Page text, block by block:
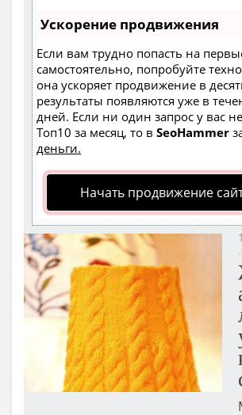
Ускорение продвижения
Если вам трудно попасть на
самостоятельно, попробуйте
она ускоряет продвижение в
результаты появляются уже в
дней. Если ни один запрос у вас
Топ10 за месяц, то в SeoHammer
деньги.
Начать продвижение